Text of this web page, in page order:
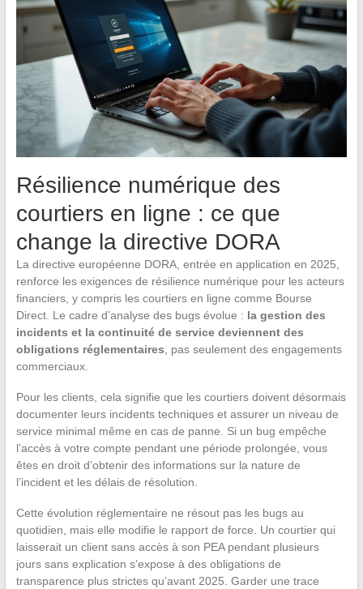
Résilience numérique des
courtiers en ligne : ce que
change la directive DORA
La directive européenne DORA, entrée en application en 2025,
renforce les exigences de résilience numérique pour les acteurs
financiers, y compris les courtiers en ligne comme Bourse
Direct. Le cadre d’analyse des bugs évolue : la gestion des
incidents et la continuité de service deviennent des
obligations réglementaires, pas seulement des engagements
commerciaux.
Pour les clients, cela signifie que les courtiers doivent désormais
documenter leurs incidents techniques et assurer un niveau de
service minimal même en cas de panne. Si un bug empêche
l’accès à votre compte pendant une période prolongée, vous
êtes en droit d’obtenir des informations sur la nature de
l’incident et les délais de résolution.
Cette évolution réglementaire ne résout pas les bugs au
quotidien, mais elle modifie le rapport de force. Un courtier qui
laisserait un client sans accès à son PEA pendant plusieurs
jours sans explication s’expose à des obligations de
transparence plus strictes qu’avant 2025. Garder une trace